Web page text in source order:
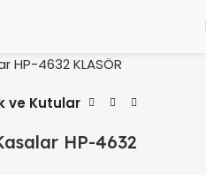
ve Kutular
HP-4632